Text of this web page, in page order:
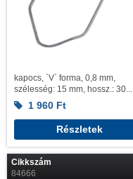
kapocs, `V` forma, 0,8 mm,
szélesség: 15 mm, hossz.: 30...
1 960 Ft
Részletek
Cikkszám
84666